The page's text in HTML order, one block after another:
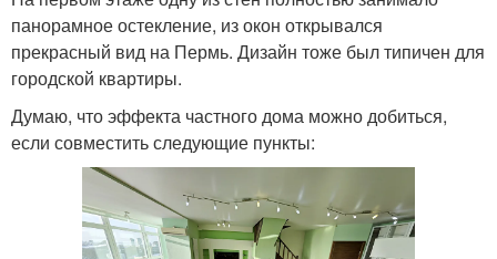
панорамное остекление, из окон открывался
прекрасный вид на Пермь. Дизайн тоже был типичен для
городской квартиры.
Думаю, что эффекта частного дома можно добиться,
если совместить следующие пункты: